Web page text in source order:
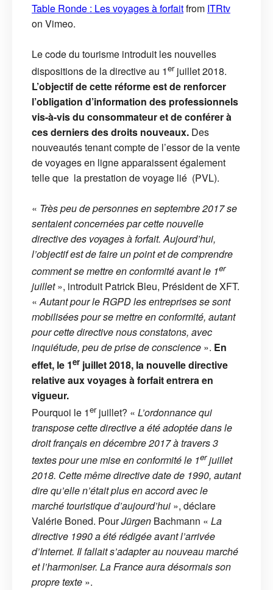
Table Ronde : Les voyages à forfaitfrom ITRtv
on Vimeo.
Le code du tourisme introduit les nouvelles
dispositions de la directive au 1erjuillet 2018.
L’objectif de cette réforme est de renforcer
l’obligation d’information des professionnels
vis-à-vis du consommateur et de conférer à
ces derniers des droits nouveaux. Des
nouveautés tenant compte de l’essor de la vente
de voyages en ligne apparaissent également
telle que la prestation de voyage lié (PVL).
« Très peu de personnes en septembre 2017 se
sentaient concernées par cette nouvelle
directive des voyages à forfait. Aujourd’hui,
l’objectif est de faire un point et de comprendre
comment se mettre en conformité avant le 1er
juillet», introduit Patrick Bleu, Président de XFT.
«Autant pour le RGPD les entreprises se sont
mobilisées pour se mettre en conformité, autant
pour cette directive nous constatons, avec
inquiétude, peu de prise de conscience ». En
effet, le 1er juillet 2018, la nouvelle directive
relative aux voyages à forfait entrera en
vigueur.
Pourquoi le 1erjuillet? « L’ordonnance qui
transpose cette directive a été adoptée dans le
droit français en décembre 2017 à travers 3
textes pour une mise en conformité le 1erjuillet
2018. Cette même directive date de 1990, autant
dire qu’elle n’était plus en accord avec le
marché touristique d’aujourd’hui », déclare
Valérie Boned. PourJürgen Bachmann « La
directive 1990 a été rédigée avant l’arrivée
d’Internet. Il fallait s’adapter au nouveau marché
et l’harmoniser. La France aura désormais son
propre texte ».